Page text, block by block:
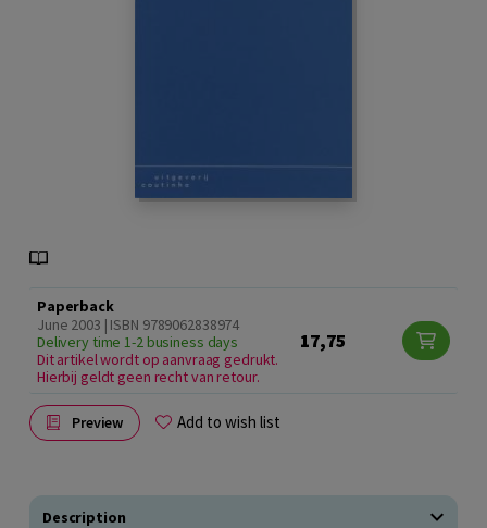
Paperback
June 2003 | ISBN 9789062838974
Delivery time 1-2 business days
Dit artikel wordt op aanvraag gedrukt.
Hierbij geldt geen recht van retour.
17,75
Preview Add to wish list
Description